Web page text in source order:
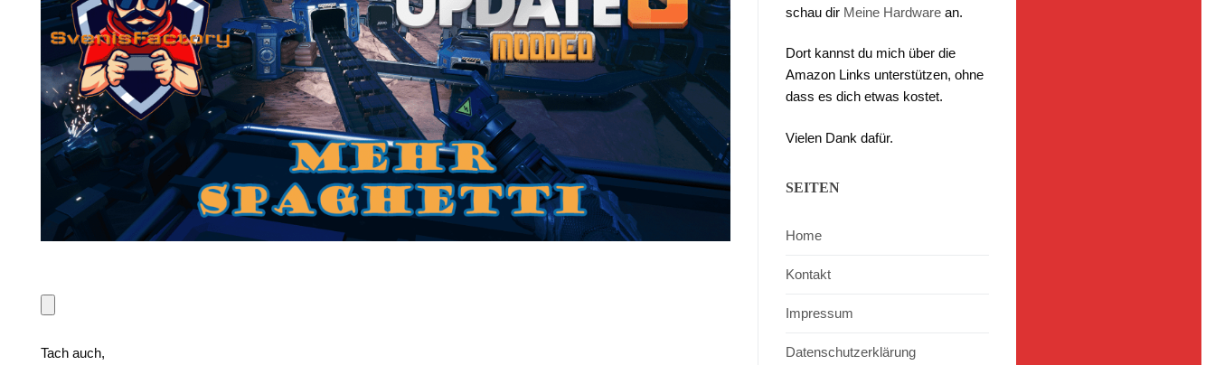
Tach auch,
schau dir Meine Hardware an.
Dort kannst du mich über die
Amazon Links unterstützen, ohne
dass es dich etwas kostet.
Vielen Dank dafür.
SEITEN
Home
Kontakt
Impressum
Datenschutzerklärung